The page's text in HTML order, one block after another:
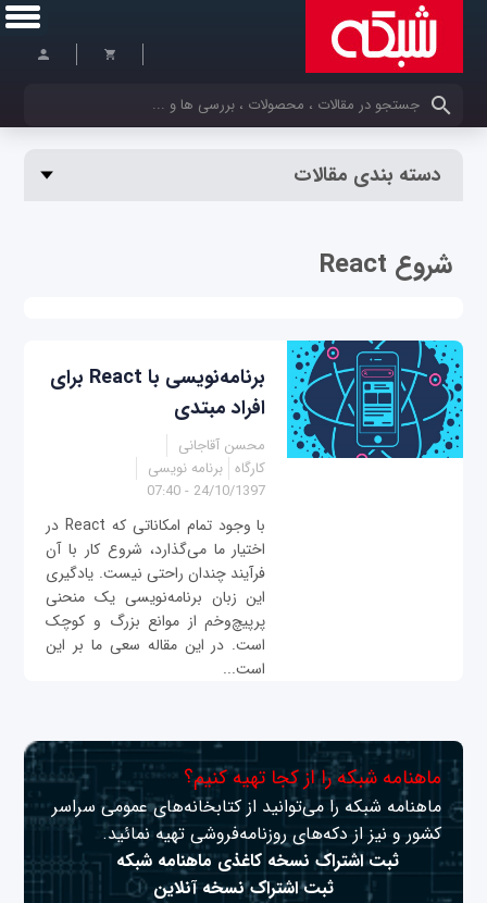
کلمات کلیدی خود را وارد کنید
دسته بندی مقالات
شروع React
برنامه‌نویسی با React برای
افراد مبتدی
محسن آقاجانی
کارگاه برنامه نویسی
24/10/1397 - 07:40
با وجود تمام امکاناتی که React در
اختیار ما می‌گذارد، شروع کار با آن
فرآیند چندان راحتی نیست. یادگیری
این زبان برنامه‌نویسی یک منحنی
پرپیچ‌وخم از موانع بزرگ و کوچک
است. در این مقاله سعی ما بر این
است...
ماهنامه شبکه را از کجا تهیه کنیم؟
ماهنامه شبکه را می‌توانید از کتابخانه‌های عمومی سراسر
کشور و نیز از دکه‌های روزنامه‌فروشی تهیه نمائید.
ثبت اشتراک نسخه کاغذی ماهنامه شبکه
ثبت اشتراک نسخه آنلاین